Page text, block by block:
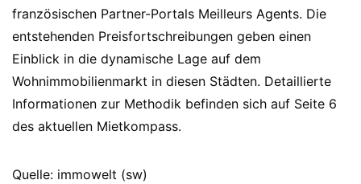
französischen Partner-Portals Meilleurs Agents. Die
entstehenden Preisfortschreibungen geben einen
Einblick in die dynamische Lage auf dem
Wohnimmobilienmarkt in diesen Städten. Detaillierte
Informationen zur Methodik befinden sich auf Seite 6
des aktuellen Mietkompass.
Quelle: immowelt (sw)